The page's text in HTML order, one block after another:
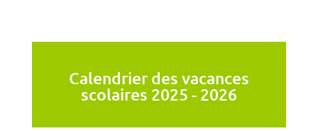
Calendrier des vacances
scolaires 2025 - 2026